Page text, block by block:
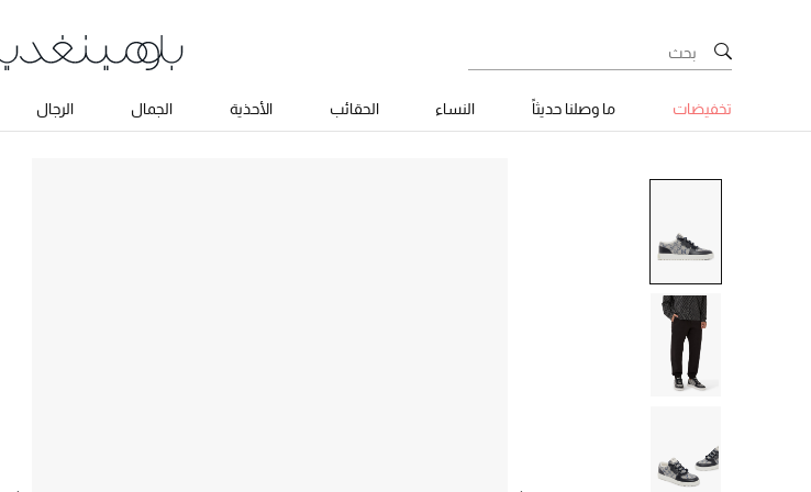
تخفيضات ما وصلنا حديثاً النساء الحقائب الأحذية الجمال الرجال